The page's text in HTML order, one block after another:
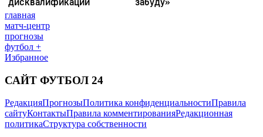
главная
матч-центр
прогнозы
футбол +
Избранное
САЙТ ФУТБОЛ 24
РедакцияПрогнозыПолитика конфиденциальностиПравила
сайтуКонтактыПравила комментированияРедакционная
политикаСтруктура собственности